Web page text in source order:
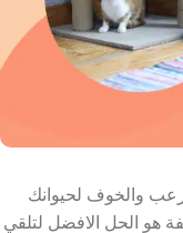
والخوف لحيوانك
هو الحل الافضل لتلقي